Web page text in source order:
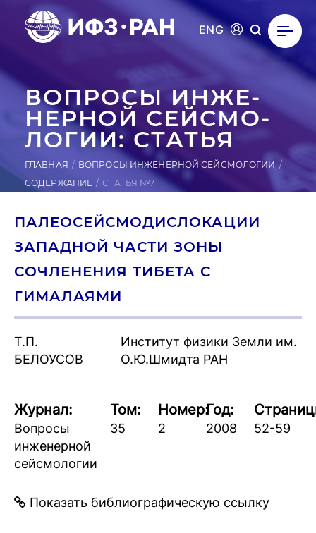
ENG
ВОПРОСЫ ИН­ЖЕ­
НЕР­НОЙ СЕЙ­СМО­
ЛОГИИ: СТАТЬЯ
ГЛАВНАЯ
ВОПРОСЫ ИНЖЕНЕРНОЙ СЕЙСМОЛОГИИ
СОДЕРЖАНИЕ
СТАТЬЯ №7
ПАЛЕОСЕЙСМОДИСЛОКАЦИИ
ЗАПАДНОЙ ЧАСТИ ЗОНЫ
СОЧЛЕНЕНИЯ ТИБЕТА С
ГИМАЛАЯМИ
Т.П.
БЕЛОУСОВ
Институт физики Земли им.
О.Ю.Шмидта РАН
Журнал:
Вопросы
инженерной
сейсмологии
Том:
35
Номер:
2
Год:
2008 52-59
Показать библиографическую ссылку